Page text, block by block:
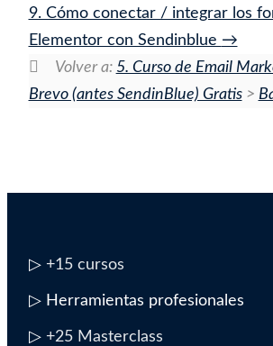
9. Cómo conectar / integrar los
Elementor con Sendinblue
Volver a: 5. Curso de Email
Brevo (antes SendinBlue) Gratis>
▷ +15 cursos
▷ Herramientas profesionales
▷ +25 Masterclass